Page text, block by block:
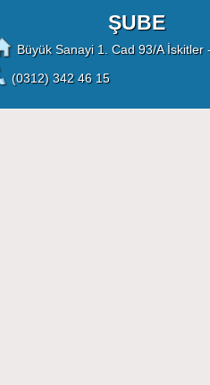
ŞUBE
Büyük Sanayi 1. Cad 93/A İskitler
(0312) 342 46 15